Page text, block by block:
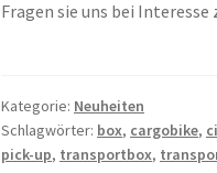
Fragen sie uns bei Interesse
Kategorie: Neuheiten
Schlagwörter: box, cargobike,
pick-up, transportbox,